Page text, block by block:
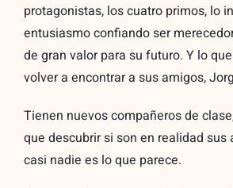
protagonistas, los cuatro primos, lo
entusiasmo confiando ser
de gran valor para su futuro. Y lo
volver a encontrar a sus amigos,
Tienen nuevos compañeros de
que descubrir si son en realidad sus
casi nadie es lo que parece.